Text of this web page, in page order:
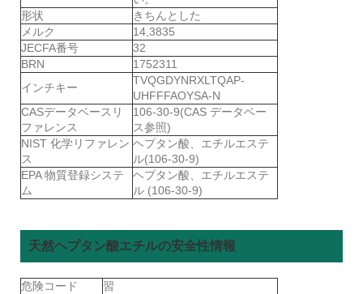
形状
きちんとした
メルク
14,3835
JECFA番号
32
BRN
1752311
インチキー
TVQGDYNRXLTQAP-
UHFFFAOYSA-N
CASデータベースリ
ファレンス
106-30-9(CAS データベー
ス参照)
NIST 化学リファレン
ス
ヘプタン酸、エチルエステ
ル(106-30-9)
EPA 物質登録システ
ム
ヘプタン酸、エチルエステ
ル (106-30-9)
天然ヘプタン酸エチルの安全性情報
危険コード
習